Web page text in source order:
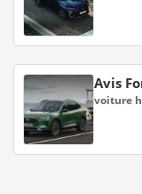
Avis
voiture